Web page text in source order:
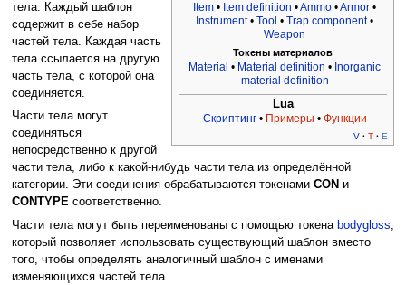
Item • Item definition •Ammo •Armor •
Instrument•Tool •Trap component•
Weapon
Токены материалов
Material • Material definition • Inorganic
material definition
Lua
Скриптинг• Примеры • Функции
V· T· E
тела. Каждый шаблон
содержит в себе набор
частей тела. Каждая часть
тела ссылается на другую
часть тела, с которой она
соединяется.
Части тела могут
соединяться
непосредственно к другой
части тела, либо к какой-нибудь части тела из определённой
категории. Эти соединения обрабатываются токенами CON и
CONTYPEсоответственно.
Части тела могут быть переименованы с помощью токена bodygloss
который позволяет использовать существующий шаблон вместо
того, чтобы определять аналогичный шаблон с именами
изменяющихся частей тела.